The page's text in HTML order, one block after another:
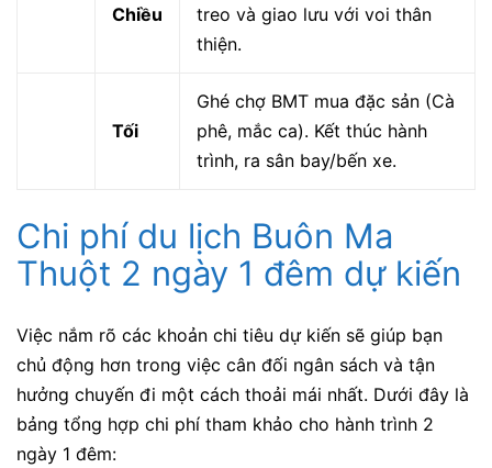
Chiều
treo và giao lưu với voi thân
thiện.
Tối
Ghé chợ BMT mua đặc sản (Cà
phê, mắc ca). Kết thúc hành
trình, ra sân bay/bến xe.
Chi phí du lịch Buôn Ma
Thuột 2 ngày 1 đêm dự kiến
Việc nắm rõ các khoản chi tiêu dự kiến sẽ giúp bạn
chủ động hơn trong việc cân đối ngân sách và tận
hưởng chuyến đi một cách thoải mái nhất. Dưới đây là
bảng tổng hợp chi phí tham khảo cho hành trình 2
ngày 1 đêm: